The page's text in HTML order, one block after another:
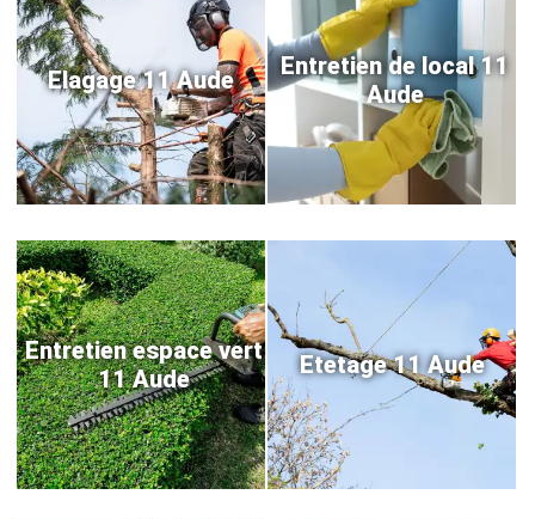
Elagage 11 Aude
Entretien de local 11
Aude
Entretien espace vert
11 Aude
Etetage 11 Aude